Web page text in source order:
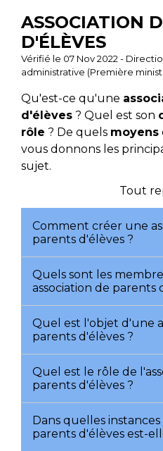
ASSOCIATION
D'ÉLÈVES
Vérifié le 07 Nov 2022 -
administrative (Première
Qu'est-ce qu'une
d'élèves ? Quel est son
rôle ? De quels moyens
vous donnons les
sujet.
Tout
Comment créer une
parents d'élèves ?
Quels sont les
association de parents
Quel est l'objet d'une
parents d'élèves ?
Quel est le rôle de
parents d'élèves ?
Dans quelles instances
parents d'élèves est-